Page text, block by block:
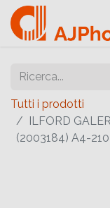
Tutti i prodotti
ILFORD
(2003184) A4-